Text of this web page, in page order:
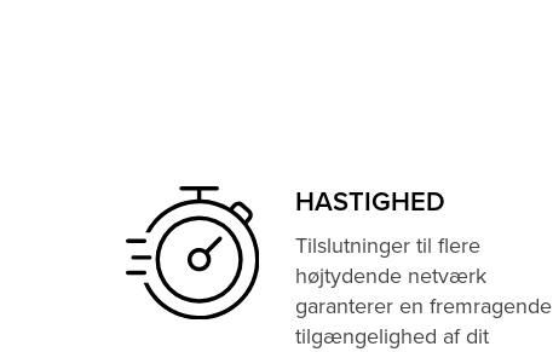
HASTIGHED
Tilslutninger til flere
højtydende netværk
garanterer en fremragende
tilgængelighed af dit